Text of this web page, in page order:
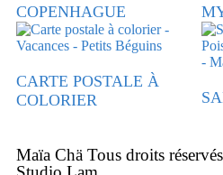
COPENHAGUE
CARTE POSTALE À
COLORIER
Maïa Chä Tous droits